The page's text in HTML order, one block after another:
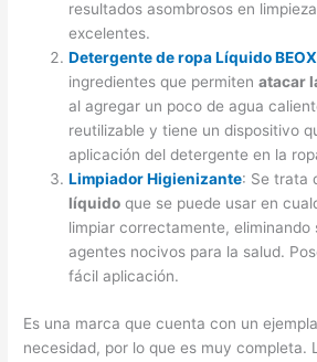
resultados asombrosos en
excelentes.
Detergente de ropa Líquido BEOX
ingredientes que permitenatacar
al agregar un poco de agua
reutilizable y tiene un dispositivo
aplicación del detergente en la
Limpiador Higienizante: Se trata
líquido que se puede usar en
limpiar correctamente,
agentes nocivos para la salud.
fácil aplicación.
Es una marca que cuenta con un
necesidad, por lo que es muy completa.